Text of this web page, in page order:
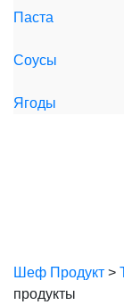
Паста
Соусы
Ягоды
Шеф Продукт >
продукты